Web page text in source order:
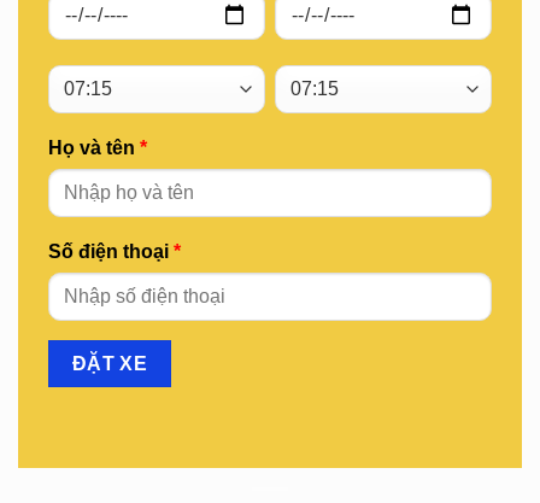
Họ và tên *
Số điện thoại *